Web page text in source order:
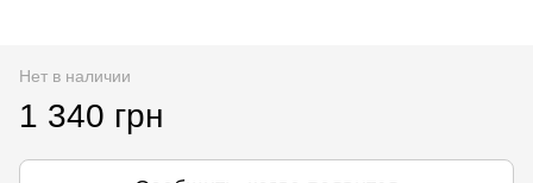
Нет в наличии
1 340 грн